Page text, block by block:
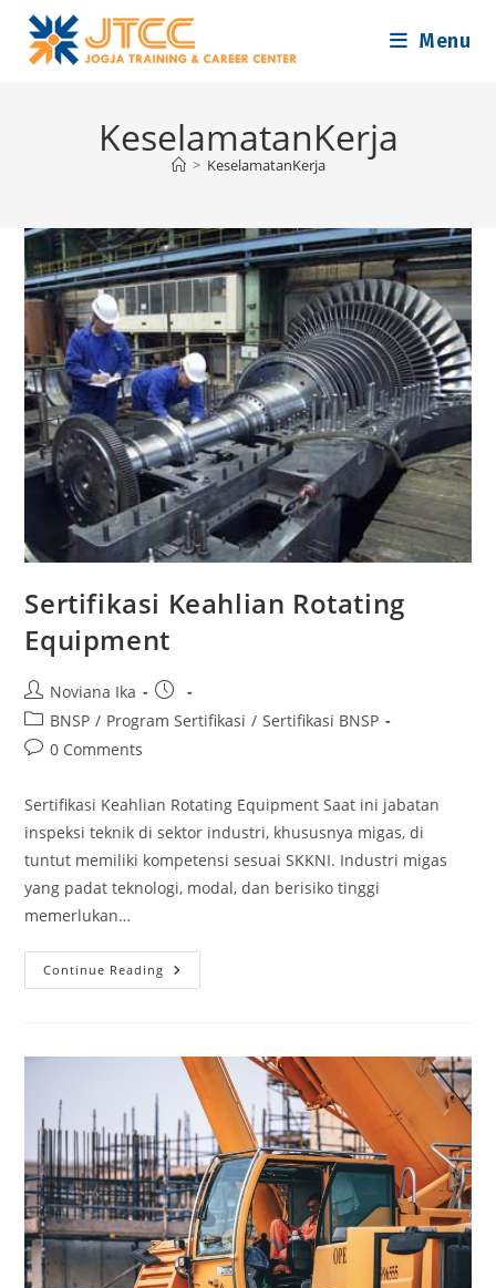
content
Menu
KeselamatanKerja
> KeselamatanKerja
Sertifikasi Keahlian Rotating
Equipment
Post
author:
Noviana Ika
Post
published:
Post
category:
BNSP / Program Sertifikasi / Sertifikasi BNSP
Post0 Comments
Sertifikasi Keahlian Rotating Equipment Saat ini jabatan
inspeksi teknik di sektor industri, khususnya migas, di
tuntut memiliki kompetensi sesuai SKKNI. Industri migas
yang padat teknologi, modal, dan berisiko tinggi
memerlukan…
Continue Reading Sertifikasi
Keahlian